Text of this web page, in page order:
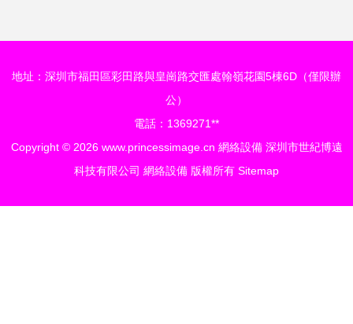
地址：深圳市福田區彩田路與皇崗路交匯處翰嶺花園5棟6D（僅限辦
公）
電話：1369271**
Copyright © 2026 www.princessimage.cn 網絡設備 深圳市世紀博遠
科技有限公司 網絡設備 版權所有 Sitemap